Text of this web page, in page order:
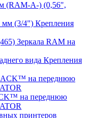
(RAM-A-) (0,56",
Крепления
Зеркала RAM на
Крепления
на переднюю